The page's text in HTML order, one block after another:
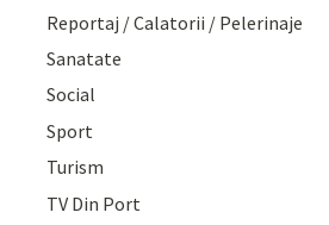
Reportaj / Calatorii / Pelerinaje
Sanatate
Social
Sport
Turism
TV Din Port